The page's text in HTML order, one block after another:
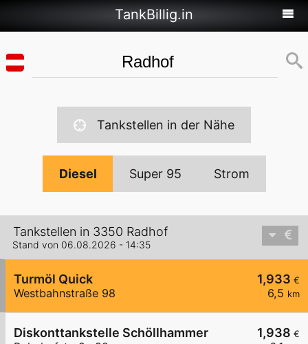
TankBillig.in
Tankstellen in der Nähe
Diesel Super 95 Strom
Tankstellen in 3350 Radhof
Stand von 06.08.2026 - 14:35
1,933 €
6,5 km
Turmöl Quick
Westbahnstraße 98
1,938 €
Diskonttankstelle Schöllhammer